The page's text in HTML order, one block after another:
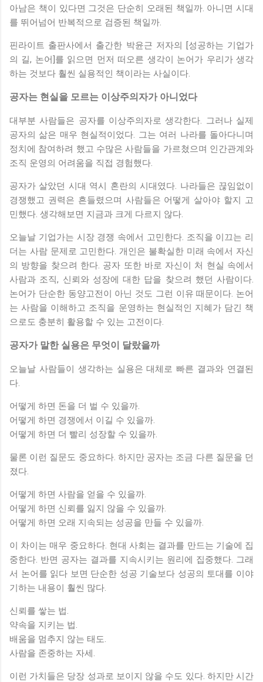
아남은 책이 있다면 그것은 단순히 오래된 책일까. 아니면 시대
를 뛰어넘어 반복적으로 검증된 책일까.
핀라이트 출판사에서 출간한 박윤근 저자의 [성공하는 기업가
의 길, 논어]를 읽으면 먼저 떠오른 생각이 논어가 우리가 생각
하는 것보다 훨씬 실용적인 책이라는 사실이다.
공자는 현실을 모르는 이상주의자가 아니었다
대부분 사람들은 공자를 이상주의자로 생각한다. 그러나 실제
공자의 삶은 매우 현실적이었다. 그는 여러 나라를 돌아다니며
정치에 참여하려 했고 수많은 사람들을 가르쳤으며 인간관계와
조직 운영의 어려움을 직접 경험했다.
공자가 살았던 시대 역시 혼란의 시대였다. 나라들은 끊임없이
경쟁했고 권력은 흔들렸으며 사람들은 어떻게 살아야 할지 고
민했다. 생각해보면 지금과 크게 다르지 않다.
오늘날 기업가는 시장 경쟁 속에서 고민한다. 조직을 이끄는 리
더는 사람 문제로 고민한다. 개인은 불확실한 미래 속에서 자신
의 방향을 찾으려 한다. 공자 또한 바로 자신이 처 현실 속에서
사람과 조직, 신뢰와 성장에 대한 답을 찾으려 했던 사람이다.
논어가 단순한 동양고전이 아닌 것도 그런 이유 때문이다. 논어
는 사람을 이해하고 조직을 운영하는 현실적인 지혜가 담긴 책
으로도 충분히 활용할 수 있는 고전이다.
공자가 말한 실용은 무엇이 달랐을까
오늘날 사람들이 생각하는 실용은 대체로 빠른 결과와 연결된
다.
어떻게 하면 돈을 더 벌 수 있을까.
어떻게 하면 경쟁에서 이길 수 있을까.
어떻게 하면 더 빨리 성장할 수 있을까.
물론 이런 질문도 중요하다. 하지만 공자는 조금 다른 질문을 던
졌다.
어떻게 하면 사람을 얻을 수 있을까.
어떻게 하면 신뢰를 잃지 않을 수 있을까.
어떻게 하면 오래 지속되는 성공을 만들 수 있을까.
이 차이는 매우 중요하다. 현대 사회는 결과를 만드는 기술에 집
중한다. 반면 공자는 결과를 지속시키는 원리에 집중했다. 그래
서 논어를 읽다 보면 단순한 성공 기술보다 성공의 토대를 이야
기하는 내용이 훨씬 많다.
신뢰를 쌓는 법.
약속을 지키는 법.
배움을 멈추지 않는 태도.
사람을 존중하는 자세.
이런 가치들은 당장 성과로 보이지 않을 수도 있다. 하지만 시간